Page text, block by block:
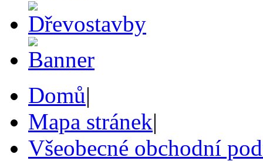
Domů|
Mapa stránek|
Všeobecné obchodní